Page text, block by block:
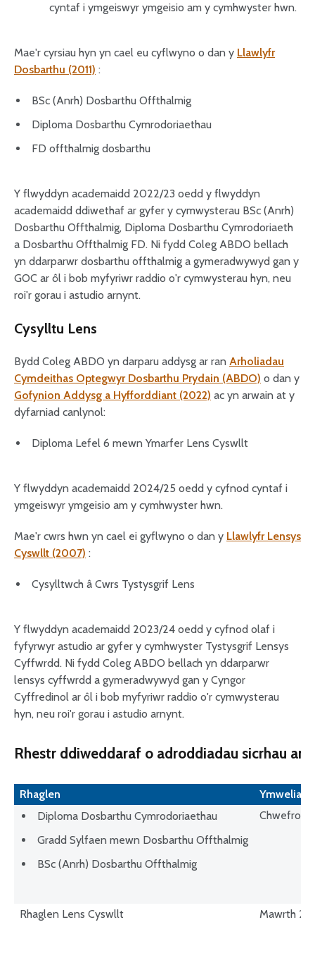
cyntaf i ymgeiswyr ymgeisio am y cymhwyster hwn.
Mae'r cyrsiau hyn yn cael eu cyflwyno o dan y Llawlyfr
Dosbarthu (2011) :
BSc (Anrh) Dosbarthu Offthalmig
Diploma Dosbarthu Cymrodoriaethau
FD offthalmig dosbarthu
Y flwyddyn academaidd 2022/23 oedd y flwyddyn
academaidd ddiwethaf ar gyfer y cymwysterau BSc (Anrh)
Dosbarthu Offthalmig, Diploma Dosbarthu Cymrodoriaeth
a Dosbarthu Offthalmig FD. Ni fydd Coleg ABDO bellach
yn ddarparwr dosbarthu offthalmig a gymeradwywyd gan y
GOC ar ôl i bob myfyriwr raddio o'r cymwysterau hyn, neu
roi'r gorau i astudio arnynt.
Cysylltu Lens
Bydd Coleg ABDO yn darparu addysg ar ran Arholiadau
Cymdeithas Optegwyr Dosbarthu Prydain (ABDO) o dan y
Gofynion Addysg a Hyfforddiant (2022) ac yn arwain at y
dyfarniad canlynol:
Diploma Lefel 6 mewn Ymarfer Lens Cyswllt
Y flwyddyn academaidd 2024/25 oedd y cyfnod cyntaf i
ymgeiswyr ymgeisio am y cymhwyster hwn.
Mae'r cwrs hwn yn cael ei gyflwyno o dan y Llawlyfr Lensys
Cyswllt (2007) :
Cysylltwch â Cwrs Tystysgrif Lens
Y flwyddyn academaidd 2023/24 oedd y cyfnod olaf i
fyfyrwyr astudio ar gyfer y cymhwyster Tystysgrif Lensys
Cyffwrdd. Ni fydd Coleg ABDO bellach yn ddarparwr
lensys cyffwrdd a gymeradwywyd gan y Cyngor
Cyffredinol ar ôl i bob myfyriwr raddio o'r cymwysterau
hyn, neu roi'r gorau i astudio arnynt.
Rhestr ddiweddaraf o adroddiadau sicrhau
Rhaglen
Ymweliad
Diploma Dosbarthu Cymrodoriaethau
Gradd Sylfaen mewn Dosbarthu Offthalmig
BSc (Anrh) Dosbarthu Offthalmig
Chwefror
Rhaglen Lens Cyswllt Mawrth